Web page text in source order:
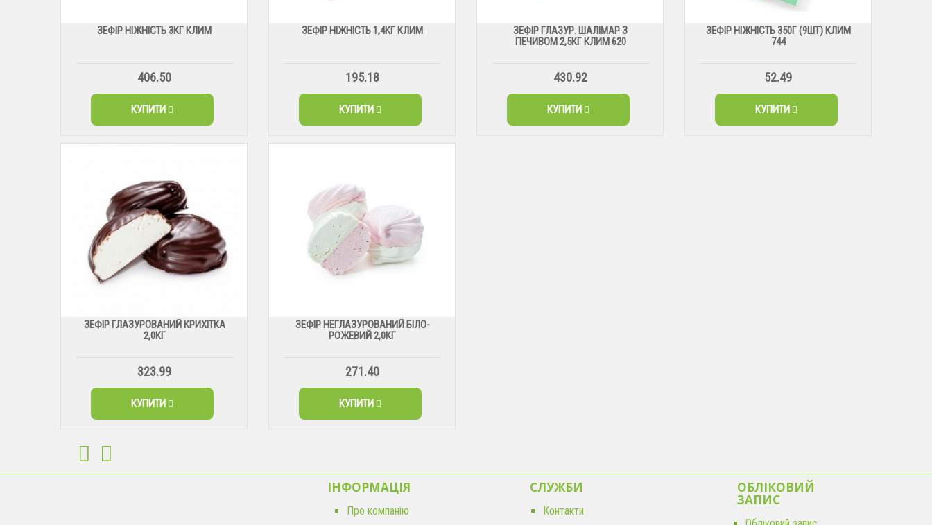
ЗЕФІР НІЖНІСТЬ 3КГ КЛИМ
406.50
КУПИТИ
ЗЕФІР НІЖНІСТЬ 1,4КГ КЛИМ
195.18
КУПИТИ
ЗЕФІР ГЛАЗУР. ШАЛІМАР З
ПЕЧИВОМ 2,5КГ КЛИМ 620
430.92
КУПИТИ
ЗЕФІР НІЖНІСТЬ 350Г (9ШТ) КЛИМ
744
52.49
КУПИТИ
ЗЕФІР ГЛАЗУРОВАНИЙ КРИХІТКА
2,0КГ
323.99
КУПИТИ
ЗЕФІР НЕГЛАЗУРОВАНИЙ БІЛО-
РОЖЕВИЙ 2,0КГ
271.40
КУПИТИ
ІНФОРМАЦІЯ
Про компанію
CЛУЖБИ
Контакти
ОБЛІКОВИЙ
ЗАПИС